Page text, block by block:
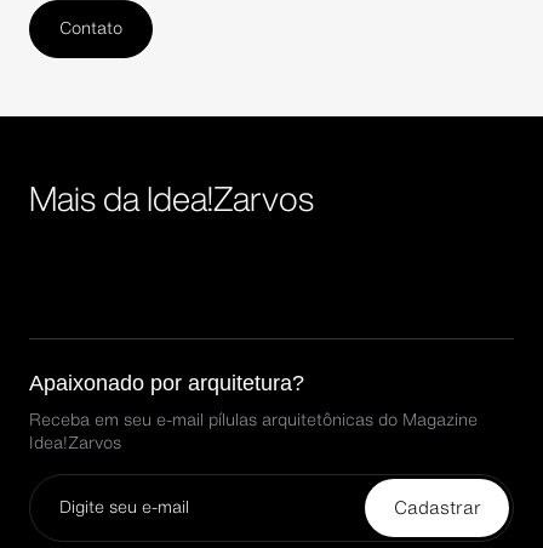
Contato
Mais da Idea!Zarvos
Apaixonado por arquitetura?
Receba em seu e-mail pílulas arquitetônicas do Magazine
Idea!Zarvos
Cadastrar